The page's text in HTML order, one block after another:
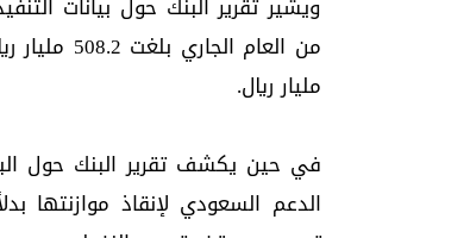
ويشير تقرير البنك حول بيانات
مليار ريال.
الدعم السعودي لإنقاذ موازنتها